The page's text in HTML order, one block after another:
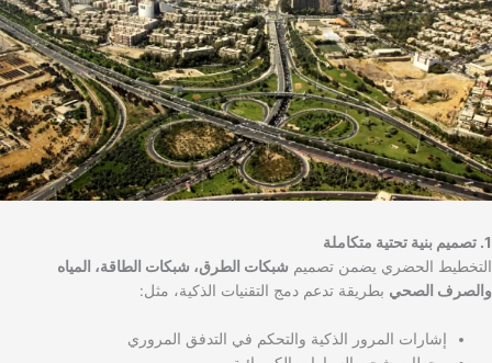
1. تصميم بنية تحتية متكاملة
التخطيط الحضري يضمن تصميم شبكات الطرق، شبكات الطاقة، المياه
والصرف الصحي بطريقة تدعم دمج التقنيات الذكية، مثل:
إشارات المرور الذكية والتحكم في التدفق المروري